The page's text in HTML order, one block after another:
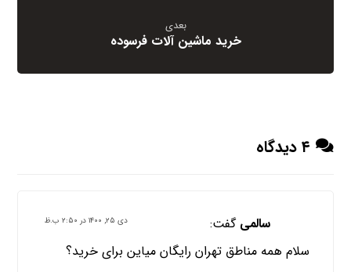
بعدی
خرید ماشین آلات فرسوده
۴ دیدگاه
سالمی گفت: دی ۲۵, ۱۴۰۰ در ۲:۵۰ ب.ظ
سلام همه مناطق تهران رایگان میاین برای خرید؟